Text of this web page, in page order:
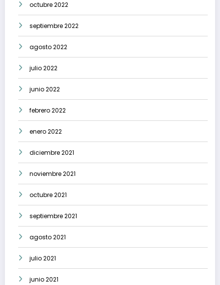
octubre 2022
septiembre 2022
agosto 2022
julio 2022
junio 2022
febrero 2022
enero 2022
diciembre 2021
noviembre 2021
octubre 2021
septiembre 2021
agosto 2021
julio 2021
junio 2021